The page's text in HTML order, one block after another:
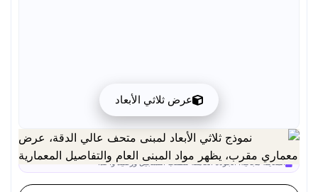
عرض ثلاثي الأبعاد
يمكن تنزيل المعاينة مجانًا. الجودة الكاملة متاحة بعد التسجيل مقابل رصيد واحد.
المعاينة مجانية. الجودة الكاملة تتطلب التسجيل ورصيد واحد.